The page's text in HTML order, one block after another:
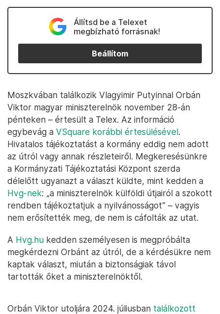
Állítsd be a Telexet
megbízható forrásnak!
Beállítom
Moszkvában találkozik Vlagyimir Putyinnal Orbán
Viktor magyar miniszterelnök november 28-án
pénteken – értesült a Telex. Az információ
egybevág a VSquare korábbi értesülésével.
Hivatalos tájékoztatást a kormány eddig nem adott
az útról vagy annak részleteiről. Megkeresésünkre
a Kormányzati Tájékoztatási Központ szerda
délelőtt ugyanazt a választ küldte, mint kedden a
Hvg-nek: „a miniszterelnök külföldi útjairól a szokott
rendben tájékoztatjuk a nyilvánosságot” – vagyis
nem erősítették meg, de nem is cáfolták az utat.
A Hvg.hu kedden személyesen is megpróbálta
megkérdezni Orbánt az útról, de a kérdésükre nem
kaptak választ, miután a biztonságiak távol
tartották őket a miniszterelnöktől.
Orbán Viktor utoljára 2024. júliusban találkozott